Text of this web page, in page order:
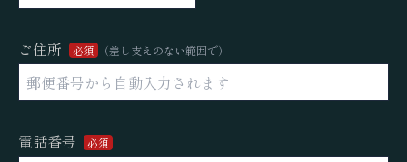
ご住所 必須 （差し支えのない範囲で）
電話番号 必須